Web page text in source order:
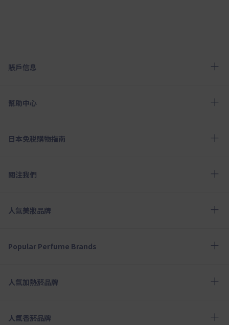
賬戶信息
幫助中心
日本免税購物指南
關注我們
人氣美妝品牌
Popular Perfume Brands
人氣加熱菸品牌
人氣香菸品牌